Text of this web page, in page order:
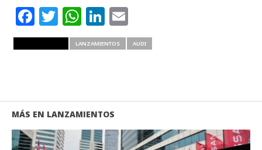
Facebook
Twitter
WhatsApp
LinkedIn
Email
LANZAMIENTOS AUDI
MÁS EN LANZAMIENTOS